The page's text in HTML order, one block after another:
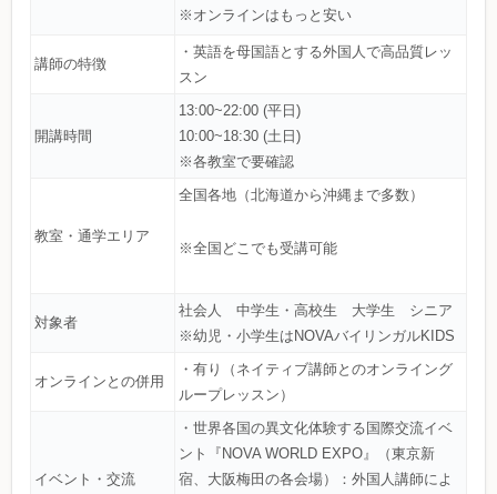
※オンラインはもっと安い
講師の特徴
・英語を母国語とする外国人で高品質レッ
スン
開講時間
13:00~22:00 (平日)
10:00~18:30 (土日)
※各教室で要確認
教室・通学エリア
全国各地（北海道から沖縄まで多数）
※全国どこでも受講可能
対象者
社会人 中学生・高校生 大学生 シニア
※幼児・小学生はNOVAバイリンガルKIDS
オンラインとの併用
・有り（ネイティブ講師とのオンライング
ループレッスン）
イベント・交流
・世界各国の異文化体験する国際交流イベ
ント『NOVA WORLD EXPO』（東京新
宿、大阪梅田の各会場）：外国人講師によ